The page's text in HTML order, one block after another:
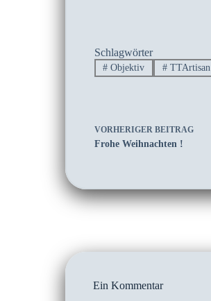
Schlagwörter
# Objektiv # TTArtisan
VORHERIGER BEITRAG
Frohe Weihnachten !
Ein Kommentar